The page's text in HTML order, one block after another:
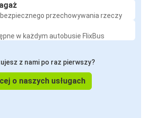
przechowywania rzeczy
w każdym autobusie FlixBus
z nami po raz pierwszy?
o naszych usługach